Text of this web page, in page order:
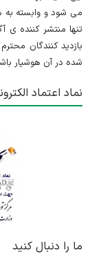
کرمان
۳ سال پیش
می شود و وابسته به
تنها منتشر کننده ی
بازدید کنندگان
شده در آن هوشیار
نماد اعتماد
ما را دنبال کنید